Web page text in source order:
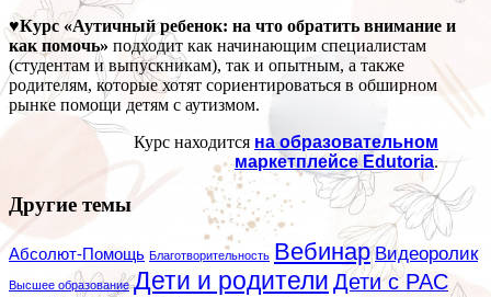
♥Курс «Аутичный ребенок: на что обратить внимание и
как помочь» подходит как начинающим специалистам
(студентам и выпускникам), так и опытным, а также
родителям, которые хотят сориентироваться в обширном
рынке помощи детям с аутизмом.
Курс находится на образовательном
маркетплейсе Edutoria.
Другие темы
Абсолют-Помощь Благотворительность Вебинар Видеоролик
Высшее образование Дети и родители Дети с РАС